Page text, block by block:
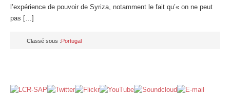
l’expérience de pouvoir de Syriza, notamment le fait qu’« on ne peut
pas […]
Classé sous :Portugal